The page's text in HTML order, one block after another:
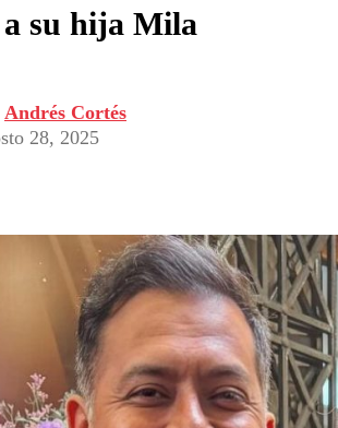
su hija Mila
Andrés Cortés
28, 2025